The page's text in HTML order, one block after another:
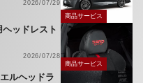
2026/07/29
商品サービス
ッドレスト
2026/07/28
商品サービス
ルヘッドラ